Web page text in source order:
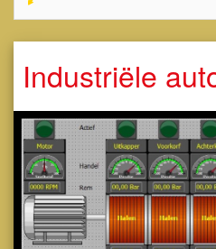
Industriële